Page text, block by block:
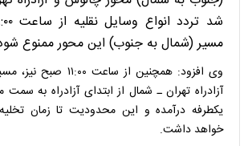
مسیر (شمال به جنوب) این محور ممنوع
وی افزود: همچنین از
آزادراه تهران ـ شمال از ابتدای آزادراه به
یکطرفه درآمده و این محدودیت تا زمان تخلیه
خواهد داشت.